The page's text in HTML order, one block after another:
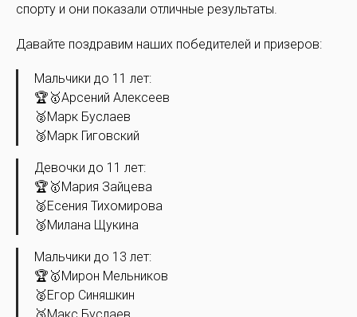
спорту и они показали отличные результаты.
Давайте поздравим наших победителей и призеров:
Мальчики до 11 лет:
🏆🥇Арсений Алексеев
🥈Марк Буслаев
🥉Марк Гиговский
Девочки до 11 лет:
🏆🥇Мария Зайцева
🥈Есения Тихомирова
🥉Милана Щукина
Мальчики до 13 лет:
🏆🥇Мирон Мельников
🥈Егор Синяшкин